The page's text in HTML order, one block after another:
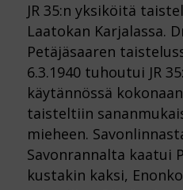
JR 35:n yksiköitä
Laatokan Karjalassa.
Petäjäsaaren
6.3.1940 tuhoutui JR
käytännössä
taisteltiin
mieheen.
Savonrannalta kaatui
kustakin kaksi,